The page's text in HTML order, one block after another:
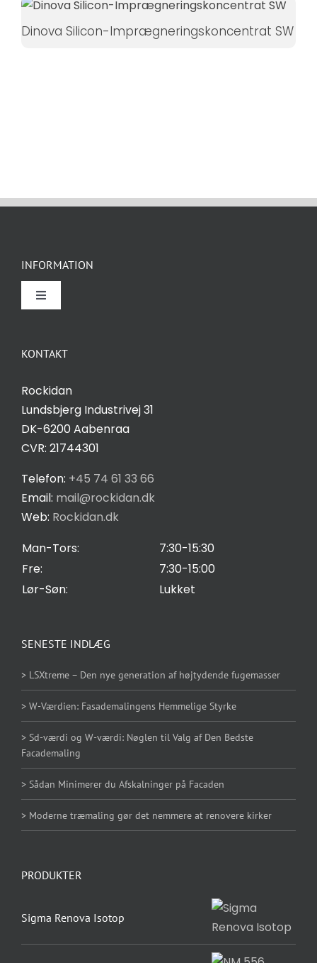
Dinova Silicon-Imprægneringskoncentrat SW
KONTAKT
Rockidan
Lundsbjerg Industrivej 31
DK-6200 Aabenraa
CVR: 21744301
Telefon: +45 74 61 33 66
Email: mail@rockidan.dk
Web: Rockidan.dk
Man-Tors:
7:30-15:30
Fre:
7:30-15:00
Lør-Søn:
Lukket
INFORMATION
Toggle
Salgs- og leveringsbetingelser
Privatlivspolitik
Cookie Indstilling
SENESTE INDLÆG
> LSXtreme – Den nye generation af højtydende fugemasser
> W-Værdien: Fasademalingens Hemmelige Styrke
> Sd-værdi og W-værdi: Nøglen til Valg af Den Bedste
Facademaling
> Sådan Minimerer du Afskalninger på Facaden
> Moderne træmaling gør det nemmere at renovere kirker
PRODUKTER
Sigma Renova Isotop